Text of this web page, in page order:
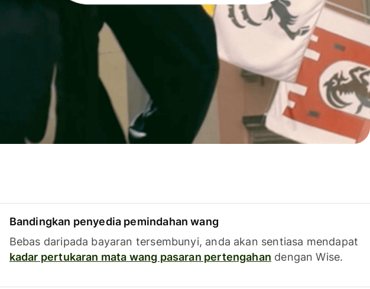
Bandingkan penyedia pemindahan wang
Bebas daripada bayaran tersembunyi, anda akan sentiasa mendapat
kadar pertukaran mata wang pasaran pertengahan dengan Wise.